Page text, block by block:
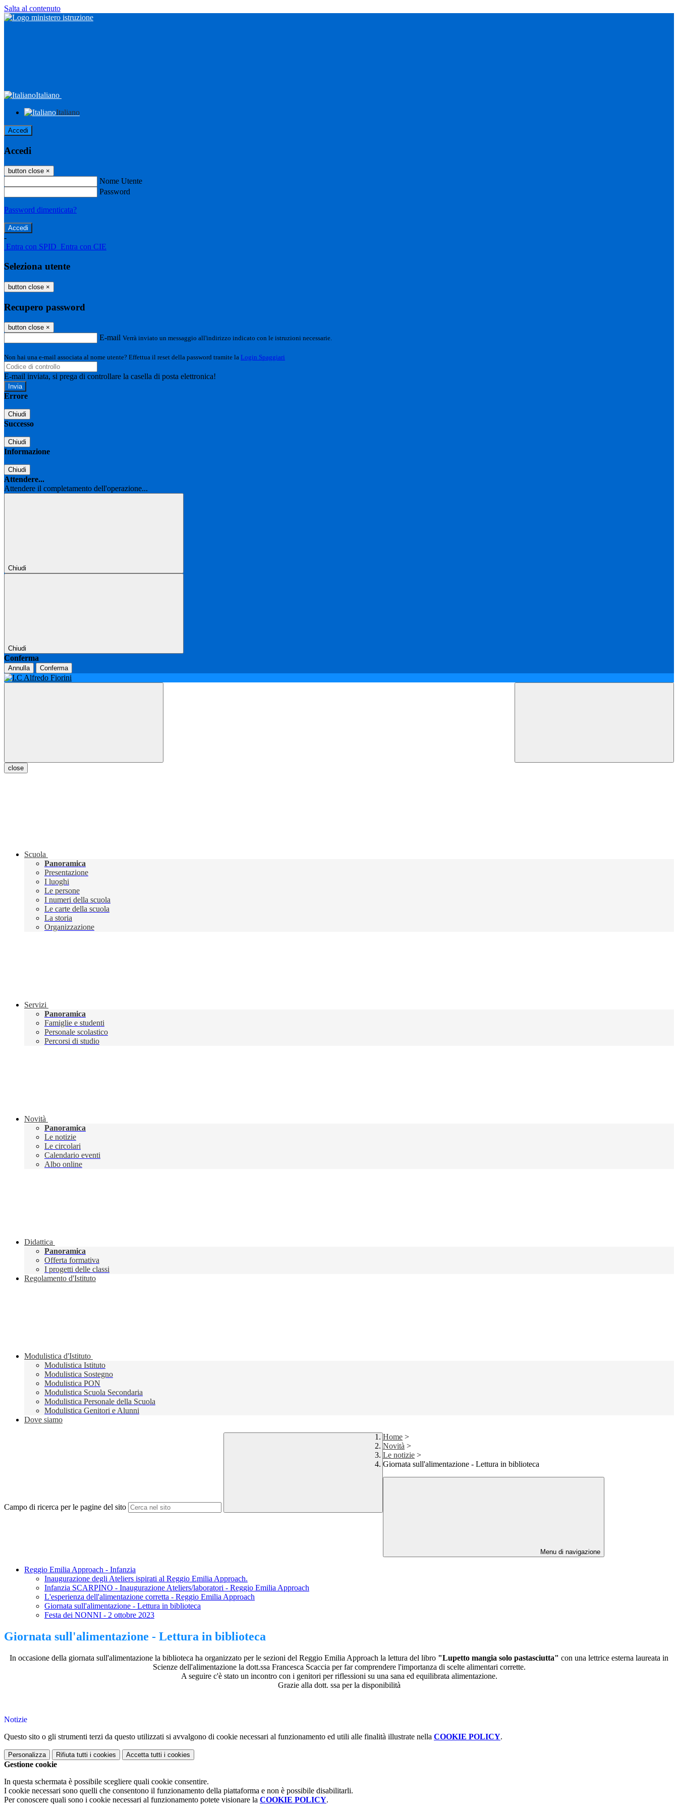
Salta al contenuto
Italiano
Italiano
Accedi
Accedi
button close ×
Nome Utente
Password
Password dimenticata?
-
Entra con SPID Entra con CIE
Seleziona utente
button close ×
Recupero password
button close ×
E-mail Verrà inviato un messaggio all'indirizzo indicato con le istruzioni necessarie.
Non hai una e-mail associata al nome utente? Effettua il reset della password tramite la Login Spaggiari
E-mail inviata, si prega di controllare la casella di posta elettronica!
Errore
Chiudi
Successo
Chiudi
Informazione
Chiudi
Attendere...
Attendere il completamento dell'operazione...
Chiudi
Chiudi
Conferma
Annulla Conferma
close
Scuola
Panoramica
Presentazione
I luoghi
Le persone
I numeri della scuola
Le carte della scuola
La storia
Organizzazione
Servizi
Panoramica
Famiglie e studenti
Personale scolastico
Percorsi di studio
Novità
Panoramica
Le notizie
Le circolari
Calendario eventi
Albo online
Didattica
Panoramica
Offerta formativa
I progetti delle classi
Regolamento d'Istituto
Modulistica d'Istituto
Modulistica Istituto
Modulistica Sostegno
Modulistica PON
Modulistica Scuola Secondaria
Modulistica Personale della Scuola
Modulistica Genitori e Alunni
Dove siamo
Campo di ricerca per le pagine del sito
Home >
Novità >
Le notizie >
Giornata sull'alimentazione - Lettura in biblioteca
Menu di navigazione
Reggio Emilia Approach - Infanzia
Inaugurazione degli Ateliers ispirati al Reggio Emilia Approach.
Infanzia SCARPINO - Inaugurazione Ateliers/laboratori - Reggio Emilia Approach
L'esperienza dell'alimentazione corretta - Reggio Emilia Approach
Giornata sull'alimentazione - Lettura in biblioteca
Festa dei NONNI - 2 ottobre 2023
Giornata sull'alimentazione - Lettura in biblioteca
In occasione della giornata sull'alimentazione la biblioteca ha organizzato per le sezioni del Reggio Emilia Approach la lettura del libro "Lupetto mangia solo pastasciutta" con una lettrice esterna laureata in
Scienze dell'alimentazione la dott.ssa Francesca Scaccia per far comprendere l'importanza di scelte alimentari corrette.
A seguire c'è stato un incontro con i genitori per riflessioni su una sana ed equilibrata alimentazione.
Grazie alla dott. ssa per la disponibilità
Notizie
Questo sito o gli strumenti terzi da questo utilizzati si avvalgono di cookie necessari al funzionamento ed utili alle finalità illustrate nella COOKIE POLICY.
Personalizza Rifiuta tutti i cookies Accetta tutti i cookies
Gestione cookie
In questa schermata è possibile scegliere quali cookie consentire.
I cookie necessari sono quelli che consentono il funzionamento della piattaforma e non è possibile disabilitarli.
Per conoscere quali sono i cookie necessari al funzionamento potete visionare la COOKIE POLICY.